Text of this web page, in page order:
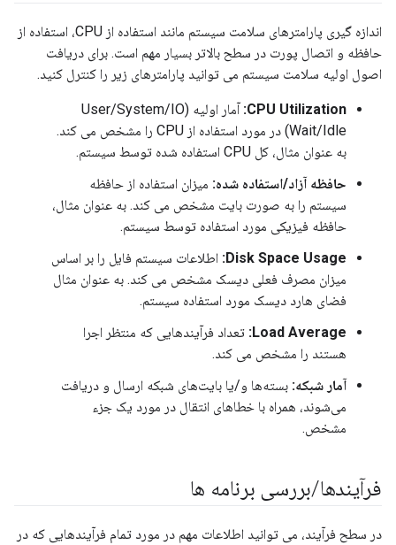
اندازه گیری پارامترهای سلامت سیستم مانند استفاده از CPU، استفاده از
حافظه و اتصال پورت در سطح بالاتر بسیار مهم است. برای دریافت
اصول اولیه سلامت سیستم می توانید پارامترهای زیر را کنترل کنید.
CPU Utilization:
آمار اولیه (User/System/IO
Wait/Idle) در مورد استفاده از CPU را مشخص می کند.
به عنوان مثال، کل CPU استفاده شده توسط سیستم.
حافظه آزاد/استفاده شده: میزان استفاده از حافظه
سیستم را به صورت بایت مشخص می کند. به عنوان مثال،
حافظه فیزیکی مورد استفاده توسط سیستم.
Disk Space Usage:
اطلاعات سیستم فایل را بر اساس
میزان مصرف فعلی دیسک مشخص می کند. به عنوان مثال
فضای هارد دیسک مورد استفاده سیستم.
Load Average: تعداد فرآیندهایی که منتظر اجرا
هستند را مشخص می کند.
آمار شبکه: بسته‌ها و/یا بایت‌های شبکه ارسال و دریافت
می‌شوند، همراه با خطاهای انتقال در مورد یک جزء
مشخص.
فرآیندها/بررسی برنامه ها
در سطح فرآیند، می توانید اطلاعات مهم در مورد تمام فرآیندهایی که در